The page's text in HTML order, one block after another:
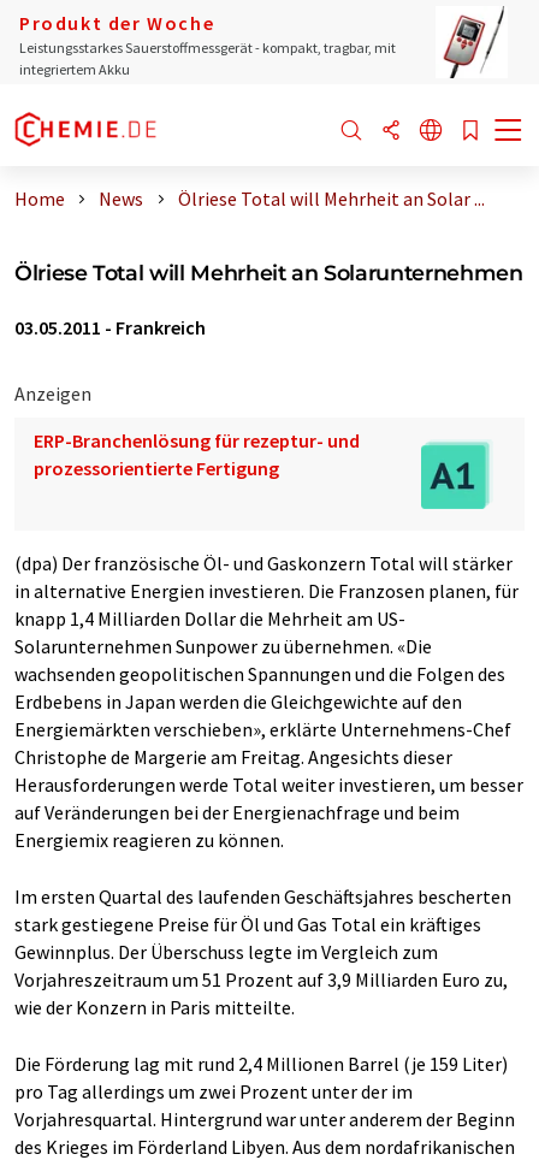
Produkt der Woche
Leistungsstarkes Sauerstoffmessgerät - kompakt, tragbar, mit
integriertem Akku
Home News Ölriese Total will Mehrheit an Solar ...
Ölriese Total will Mehrheit an Solarunternehmen
03.05.2011 - Frankreich
Anzeigen
ERP-Branchenlösung für rezeptur- und
prozessorientierte Fertigung
(dpa) Der französische Öl- und Gaskonzern Total will stärker
in alternative Energien investieren. Die Franzosen planen, für
knapp 1,4 Milliarden Dollar die Mehrheit am US-
Solarunternehmen Sunpower zu übernehmen. «Die
wachsenden geopolitischen Spannungen und die Folgen des
Erdbebens in Japan werden die Gleichgewichte auf den
Energiemärkten verschieben», erklärte Unternehmens-Chef
Christophe de Margerie am Freitag. Angesichts dieser
Herausforderungen werde Total weiter investieren, um besser
auf Veränderungen bei der Energienachfrage und beim
Energiemix reagieren zu können.
Im ersten Quartal des laufenden Geschäftsjahres bescherten
stark gestiegene Preise für Öl und Gas Total ein kräftiges
Gewinnplus. Der Überschuss legte im Vergleich zum
Vorjahreszeitraum um 51 Prozent auf 3,9 Milliarden Euro zu,
wie der Konzern in Paris mitteilte.
Die Förderung lag mit rund 2,4 Millionen Barrel (je 159 Liter)
pro Tag allerdings um zwei Prozent unter der im
Vorjahresquartal. Hintergrund war unter anderem der Beginn
des Krieges im Förderland Libyen. Aus dem nordafrikanischen